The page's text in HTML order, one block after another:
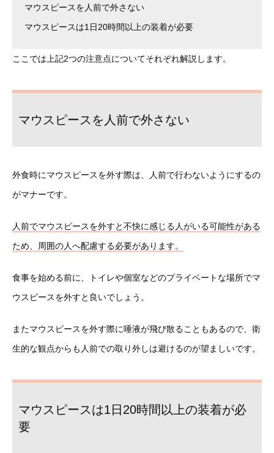
マウスピースを人前で外さない
マウスピースは1日20時間以上の装着が必要
ここでは上記2つの注意点についてそれぞれ解説します。
マウスピースを人前で外さない
外食時にマウスピースを外す際は、人前で行わないようにするの
がマナーです。
人前でマウスピースを外すと不快に感じる人がいる可能性がある
ため、周囲の人へ配慮する必要があります。
食事を始める前に、トイレや個室などのプライベートな場所でマ
ウスピースを外すと良いでしょう。
またマウスピースを外す際に唾液が飛び散ることもあるので、衛
生的な観点からも人前での取り外しは避けるのが望ましいです。
マウスピースは1日20時間以上の装着が必
要